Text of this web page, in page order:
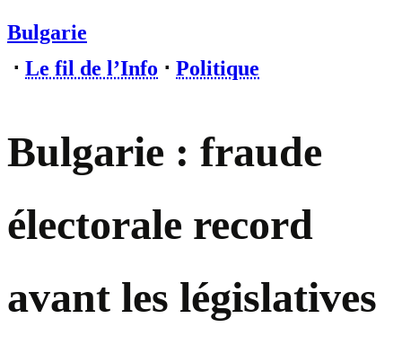
Bulgarie
⋅ Le fil de l’Info ⋅ Politique
Bulgarie : fraude
électorale record
avant les législatives